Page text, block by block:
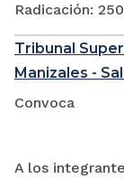
Radicación:
Tribunal
Manizales -
Convoca
A los